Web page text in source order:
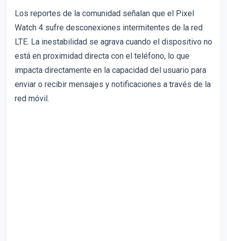
Los reportes de la comunidad señalan que el Pixel
Watch 4 sufre desconexiones intermitentes de la red
LTE. La inestabilidad se agrava cuando el dispositivo no
está en proximidad directa con el teléfono, lo que
impacta directamente en la capacidad del usuario para
enviar o recibir mensajes y notificaciones a través de la
red móvil.